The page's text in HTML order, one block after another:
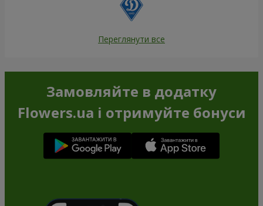
Переглянути все
Замовляйте в додатку
Flowers.ua і отримуйте бонуси